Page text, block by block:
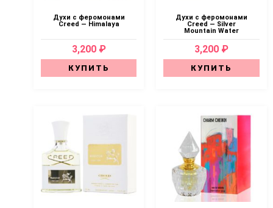
Духи с феромонами
Creed — Himalaya
3,200 ₽
КУПИТЬ
Духи с феромонами
Creed — Silver
Mountain Water
3,200 ₽
КУПИТЬ